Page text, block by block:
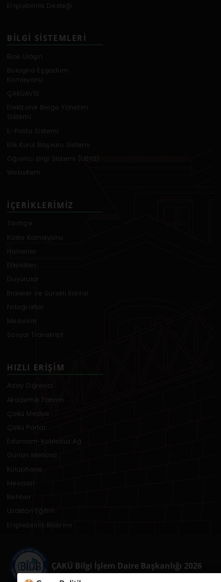
Erişilebilirlik Desteği
BILGI SISTEMLERI
Bize Ulaşın
Bologna Eşgüdüm
Komisyonu
ÇAKÜAVİS
Elektronik Belge Yönetim
Sistemi
E-Posta Sistemi
Etik Kurul Başvuru Sistemi
Öğrenci Bilgi Sistemi (UBYS)
Websitem
İÇERIKLERIMIZ
Tarihçe
Kalite Komisyonu
Haberler
Etkinlikler
Duyurular
İhaleler ve Sürekli İlanlar
Fotoğraflar
Mezunlar
Sosyal Transkript
HIZLI ERIŞIM
Aday Öğrenci
Akademik Takvim
Çakü Medya
Çakü Portal
Eduroam-Kablosuz Ağ
Günün Menüsü
Kütüphane
Mevzuat
Rehber
Uzaktan Eğitim
Erişilebilirlik Bildirimi
ÇAKÜ Bilgi İşlem Daire Başkanlığı 2026